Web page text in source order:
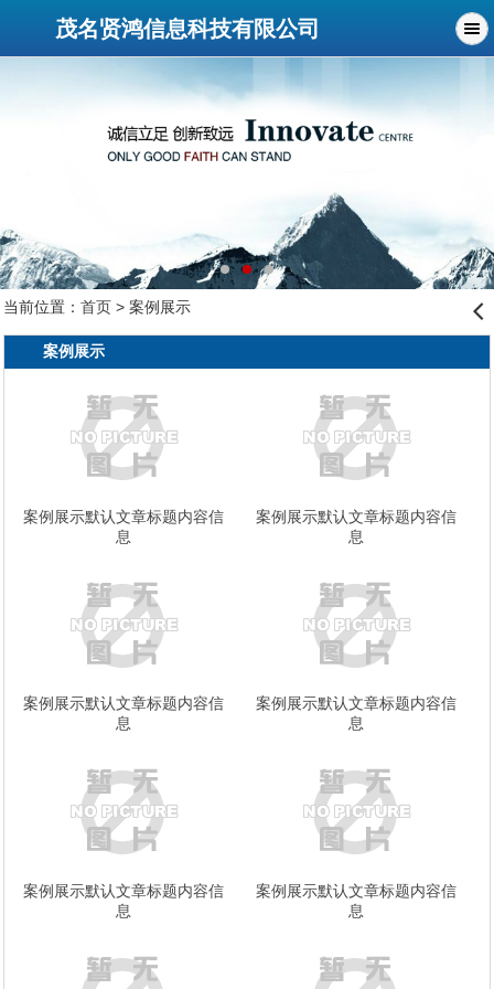
茂名贤鸿信息科技有限公司
当前位置： 首页> 案例展示 󰊒
案例展示
案例展示默认文章标题内容信
息
案例展示默认文章标题内容信
息
案例展示默认文章标题内容信
息
案例展示默认文章标题内容信
息
案例展示默认文章标题内容信
息
案例展示默认文章标题内容信
息